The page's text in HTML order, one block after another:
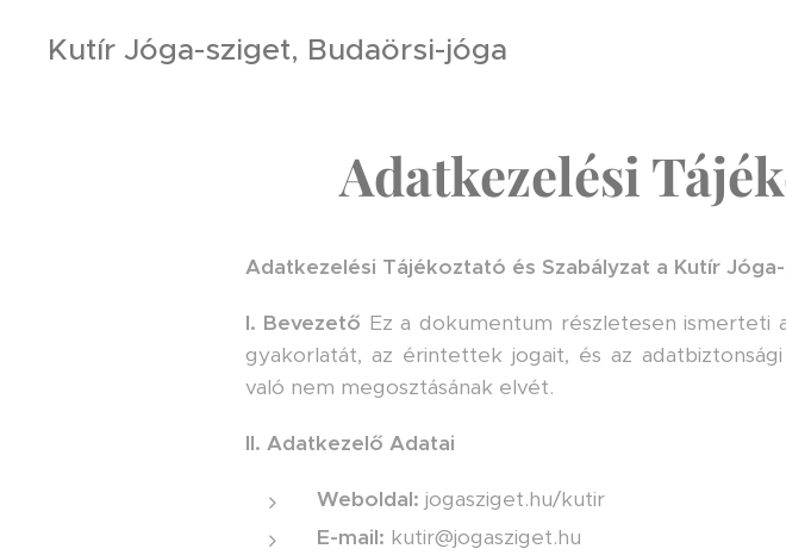
Kutír Jóga-sziget, Budaörsi-jóga
Adatkezelési
Adatkezelési Tájékoztató és Szabályzat a Kutír
I. Bevezető Ez a dokumentum részletesen ismerteti
gyakorlatát, az érintettek jogait, és az
való nem megosztásának elvét.
II. Adatkezelő Adatai
Weboldal: jogasziget.hu/kutir
E-mail: kutir@jogasziget.hu